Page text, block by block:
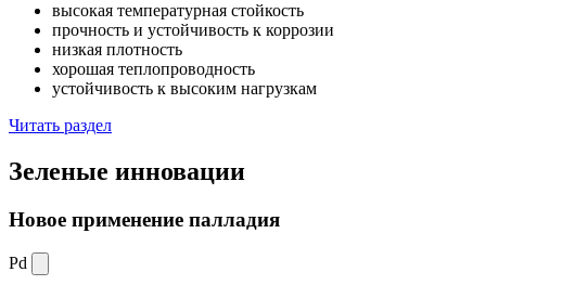
высокая температурная стойкость
прочность и устойчивость к коррозии
низкая плотность
хорошая теплопроводность
устойчивость к высоким нагрузкам
Читать раздел
Зеленые инновации
Новое применение палладия
Pd